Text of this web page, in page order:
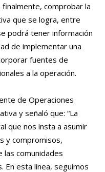
comprobar la
que se logra, entre
podrá tener información
de implementar una
fuentes de
a la operación.
de Operaciones
y señaló que: “La
que nos insta a asumir
y compromisos,
las comunidades
En esta línea, seguimos